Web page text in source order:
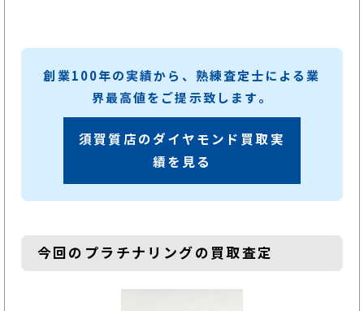
創業100年の実績から、熟練査定士による業
界最高値をご提示致します。
須賀質店のダイヤモンド買取実
績を見る
今回のプラチナリングの買取査定